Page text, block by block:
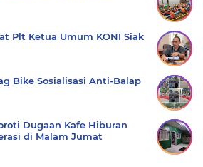
Plt Ketua Umum KONI Siak
Bike Sosialisasi Anti-Balap
Dugaan Kafe Hiburan
di Malam Jumat